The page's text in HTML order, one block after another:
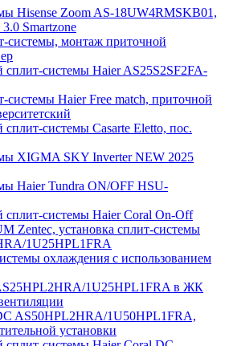
Hisense Zoom AS-18UW4RMSKB01,
Smartzone
системы, монтаж приточной
сплит-системы Haier AS25S2SF2FA-
системы Haier Free match, приточной
сплит-системы Casarte Eletto, пос.
XIGMA SKY Inverter NEW 2025
Haier Tundra ON/OFF HSU-
сплит-системы Haier Coral On-Off
Zentec, установка сплит-системы
1U25HPL1FRA
охлаждения с использованием
1U25HPL1FRA в ЖК
AS50HPL2HRA/1U50HPL1FRA,
установки